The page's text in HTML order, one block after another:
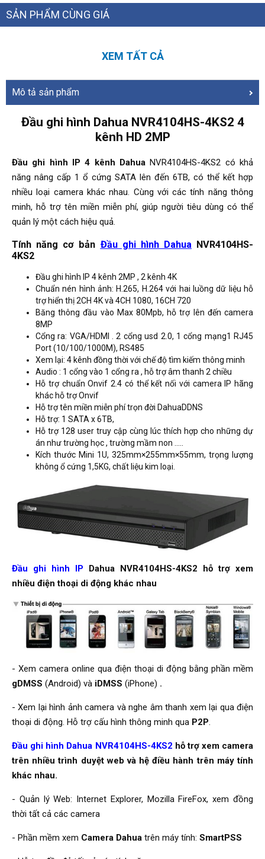
SẢN PHẨM CÙNG GIÁ
XEM TẤT CẢ
Mô tả sản phẩm
Đầu ghi hình Dahua NVR4104HS-4KS2 4
kênh HD 2MP
Đầu ghi hình IP 4 kênh Dahua NVR4104HS-4KS2 có khả
năng nâng cấp 1 ổ cứng SATA lên đến 6TB, có thể kết hợp
nhiều loại camera khác nhau. Cùng với các tính năng thông
minh, hỗ trợ tên miền miễn phí, giúp người tiêu dùng có thể
quản lý một cách hiệu quả.
Tính năng cơ bản Đầu ghi hình DahuaNVR4104HS-
4KS2
Đầu ghi hình IP 4 kênh 2MP , 2 kênh 4K
Chuẩn nén hình ảnh: H.265, H.264 với hai luồng dữ liệu hỗ
trợ hiển thị 2CH 4K và 4CH 1080, 16CH 720
Băng thông đầu vào Max 80Mpb, hỗ trợ lên đến camera
8MP
Cổng ra: VGA/HDMI . 2 cổng usd 2.0, 1 cổng mạng1 RJ45
Port (10/100/1000M), RS485
Xem lại: 4 kênh đồng thời với chế độ tìm kiếm thông minh
Audio : 1 cổng vào 1 cổng ra , hỗ trợ âm thanh 2 chiều
Hỗ trợ chuẩn Onvif 2.4 có thể kết nối với camera IP hãng
khác hỗ trợ Onvif
Hỗ trợ tên miền miễn phí trọn đời DahuaDDNS
Hỗ trợ: 1 SATA x 6TB,
Hỗ trợ 128 user truy cập cùng lúc thích hợp cho những dự
án như trường học , trường mầm non .....
Kích thước Mini 1U, 325mm×255mm×55mm, trọng lượng
không ổ cứng 1,5KG, chất liệu kim loại.
Đầu ghi hình IP Dahua NVR4104HS-4KS2 hỗ trợ xem
nhiều điện thoại di động khác nhau
- Xem camera online qua điện thoại di động bằng phần mềm
gDMSS (Android) và iDMSS (iPhone) .
- Xem lại hình ảnh camera và nghe âm thanh xem lại qua điện
thoại di động. Hỗ trợ cấu hình thông minh qua P2P.
Đầu ghi hình Dahua NVR4104HS-4KS2 hỗ trợ xem camera
trên nhiều trình duyệt web và hệ điều hành trên máy tính
khác nhau.
- Quản lý Web: Internet Explorer, Mozilla FireFox, xem đồng
thời tất cả các camera
- Phần mềm xem Camera Dahua trên máy tính: SmartPSS